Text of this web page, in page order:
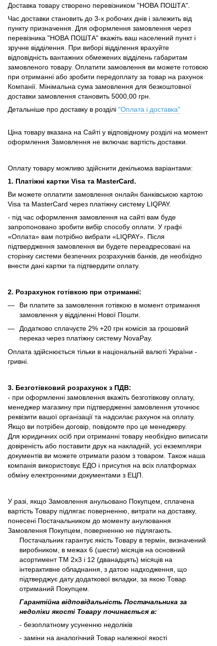
Доставка товару створено перевізником "НОВА ПОШТА".
Час доставки становить до 3-х робочих днів і залежить від
пункту призначення. Для оформлення замовлення через
перевізника "НОВА ПОШТА" вкажіть ваш населений пункт і
зручне відділення.
При виборі відділення врахуйте
відповідність вантажних обмежених відділень габаритам
замовленого товару. Оплатити замовлення ви можете готовою
при отриманні або зробити передоплату за товар на рахунок
Компанії. Мінімальна сума замовлення для безкоштовної
доставки замовлення становить 5000,00 грн.
Детальніше про доставку в розділі "Оплата і доставка"
Ціна товару вказана на Сайті у відповідному розділі на момент
оформлення Замовлення не включає вартість доставки.
Оплату товару можливо здійснити декількома варіантами:
1. Платіжні картки Visa та MasterCard.
Ви можете оплатити замовлення онлайн банківською картою
Visa та MasterCard через платіжну систему LIQPAY.
- під час оформлення замовлення на сайті вам буде
запропоновано зробити вибір способу оплати. У графі
«Оплата» вам потрібно вибрати «LIQPAY». Після
підтвердження замовлення ви будете переадресовані на
сторінку системи безпечних розрахунків банків, де необхідно
внести дані картки та підтвердити оплату.
2. Розрахунок готівкою при отриманні:
Ви платите за замовлення готівкою в момент отримання
замовлення у відділенні Нової Пошти.
Додатково сплачуєте 2% +20 грн комісія за грошовий
переказ через платіжну систему NovaPay.
Оплата здійснюється тільки в національній валюті України -
гривні.
3. Безготівковий розрахунок з ПДВ:
- при оформленні замовлення вкажіть безготівкову оплату,
менеджер магазину при підтвердженні замовлення уточнює
реквізити вашої організації та надсилає рахунок на оплату.
Якщо ви потрібен договір, повідомте про це менеджеру.
Для юридичних осіб при отриманні товару необхідно виписати
довіреність або поставити друк на накладній, усі екземпляри
документів ви можете отримати разом з товаром. Також наша
компанія використовує ЕДО і присутня на всіх платформах
обміну електронними документами з ЕЦП.
У разі, якщо Замовлення анульовано Покупцем, сплачена
вартість Товару підлягає поверненню, витрати на доставку,
понесені Постачальником до моменту анулювання
Замовлення Покупцем, поверненню не підлягають.
Постачальник гарантує якість Товару в термін, визначений
виробником, в межах 6 (шести) місяців на основний
асортимент ТМ 2х3 і 12 (дванадцять) місяців на
інтерактивне обладнання, з датою надходження, що
підтверджує дату додаткової вкладки, за якою Товар
отриманий Покупцем.
Гарантійна відповідальність Постачальника за
недоліки якості Товару починається в:
- безоплатному усуненню недоліків
- заміни на аналогічний Товар належної якості